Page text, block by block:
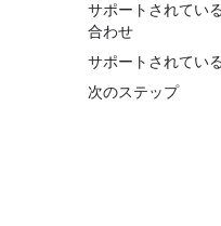
サポートされてい
合わせ
サポートされてい
次のステップ